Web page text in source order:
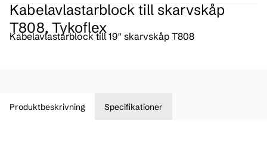
Kabelavlastarblock till skarvskåp
T808, Tykoflex
Kabelavlastarblock till 19" skarvskåp T808
Produktbeskrivning Specifikationer